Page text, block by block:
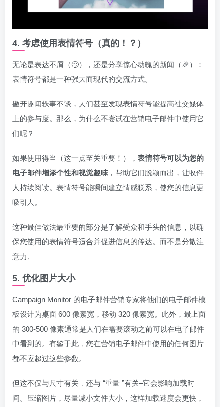
4. 考虑使用表情符号（真的！？）
无论是表达不屑（🙄），还是分享惊心动魄的新闻（🎉）：
表情符号都是一种强大而现代的交流方式。
撇开趣闻轶事不谈，人们甚至发现表情符号能提高社交媒体
上的参与度。那么，为什么不尝试在营销电子邮件中使用它
们呢？
如果使用得当（这一点至关重要！）， 表情符号可以为您的
电子邮件增添个性和视觉趣味 ，帮助它们脱颖而出，让收件
人持续阅读。表情符号能瞬间建立情感联系，使您的信息更
吸引人。
这种最佳做法最重要的部分是了解受众和手头的信息，以确
保您使用的表情符号适合并促进信息的传达。而不是分散注
意力。
5. 优化图片大小
Campaign Monitor 的电子邮件营销专家将他们的电子邮件模
板设计为桌面 600 像素宽，移动 320 像素宽。此外，最上面
的 300-500 像素通常是人们在需要滚动之前可以在电子邮件
中看到的。有鉴于此，您在营销电子邮件中使用的任何图片
都不应超过这些参数。
但这不仅与尺寸有关，还与 “重量 ”有关–它会影响加载时
间。压缩图片，尽量减小文件大小，这样加载速度会更快，